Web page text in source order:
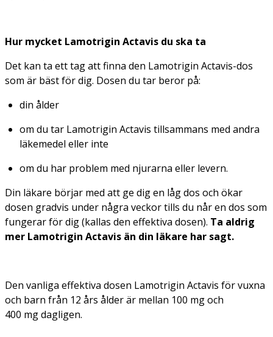
Hur mycket Lamotrigin Actavis du ska ta
Det kan ta ett tag att finna den Lamotrigin Actavis-dos
som är bäst för dig. Dosen du tar beror på:
din ålder
om du tar Lamotrigin Actavis tillsammans med andra
läkemedel eller inte
om du har problem med njurarna eller levern.
Din läkare börjar med att ge dig en låg dos och ökar
dosen gradvis under några veckor tills du når en dos som
fungerar för dig (kallas den effektiva dosen). Ta aldrig
mer Lamotrigin Actavis än din läkare har sagt.
Den vanliga effektiva dosen Lamotrigin Actavis för vuxna
och barn från 12 års ålder är mellan 100 mg och
400 mg dagligen.